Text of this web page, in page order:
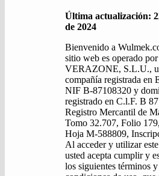
Última actualización:
de 2024
Bienvenido a
sitio web es operado por
VERAZONE, S.L.U.,
compañía registrada en
NIF B-87108320 y
registrado en C.l.F. B
Registro Mercantil de
Tomo 32.707, Folio
Hoja M-588809,
Al acceder y utilizar
usted acepta cumplir y
los siguientes términos y